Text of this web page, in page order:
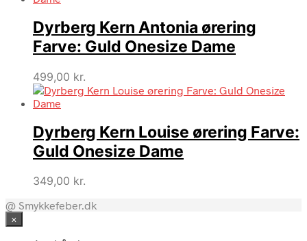
Dyrberg Kern Antonia ørering
Farve: Guld Onesize Dame
499,00 kr.
Dyrberg Kern Louise ørering Farve:
Guld Onesize Dame
349,00 kr.
@ Smykkefeber.dk
×